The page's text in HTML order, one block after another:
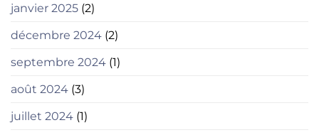
janvier 2025 (2)
décembre 2024 (2)
septembre 2024 (1)
août 2024 (3)
juillet 2024 (1)